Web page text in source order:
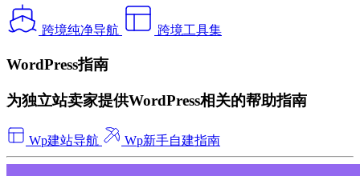
跨境纯净导航 跨境工具集
WordPress指南
为独立站卖家提供WordPress相关的帮助指南
Wp建站导航 Wp新手自建指南